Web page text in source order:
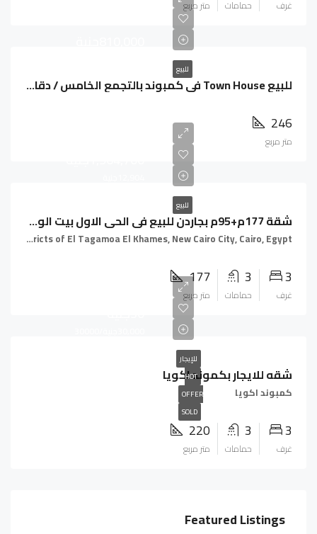
غرف حمامات متر مربع
للبيع
للبيع Town House في كمبوند بالتجمع الخامس / دقايق من AUC
246
متر مربع
للبيع
شقة 177م+95م بجاردن للبيع فى الحى الاول بيت الوطن بالتجمع الخامس
Fifth Settlement, Districts of El Tagamoa El Khames, New Cairo City, Cairo, Egypt
3
غرف
3
حمامات
177
متر مربع
للإيجار
HOT
OFFER
SOLD
شقه للايجار بكموند اكويا
كمبوند اكويا
3
غرف
3
حمامات
220
متر مربع
Featured Listings